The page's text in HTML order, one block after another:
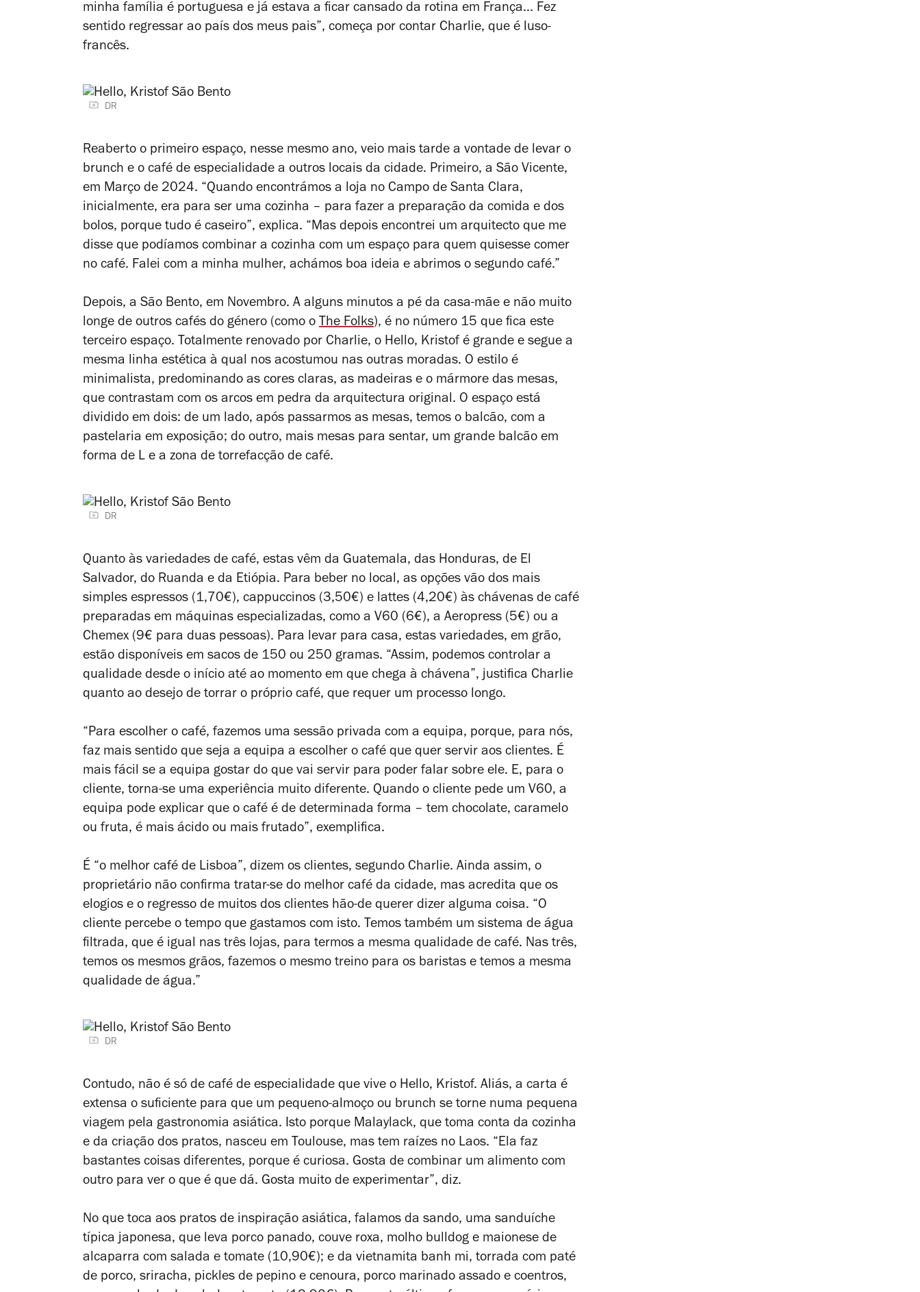
minha família é portuguesa e já estava a ficar cansado da rotina em França… Fez
sentido regressar ao país dos meus pais”, começa por contar Charlie, que é luso-
francês.
DR
Reaberto o primeiro espaço, nesse mesmo ano, veio mais tarde a vontade de levar o
brunch e o café de especialidade a outros locais da cidade. Primeiro, a São Vicente,
em Março de 2024. “Quando encontrámos a loja no Campo de Santa Clara,
inicialmente, era para ser uma cozinha – para fazer a preparação da comida e dos
bolos, porque tudo é caseiro”, explica. “Mas depois encontrei um arquitecto que me
disse que podíamos combinar a cozinha com um espaço para quem quisesse comer
no café. Falei com a minha mulher, achámos boa ideia e abrimos o segundo café.”
Depois, a São Bento, em Novembro. A alguns minutos a pé da casa-mãe e não muito
longe de outros cafés do género (como o The Folks), é no número 15 que fica este
terceiro espaço. Totalmente renovado por Charlie, o Hello, Kristof é grande e segue a
mesma linha estética à qual nos acostumou nas outras moradas. O estilo é
minimalista, predominando as cores claras, as madeiras e o mármore das mesas,
que contrastam com os arcos em pedra da arquitectura original. O espaço está
dividido em dois: de um lado, após passarmos as mesas, temos o balcão, com a
pastelaria em exposição; do outro, mais mesas para sentar, um grande balcão em
forma de L e a zona de torrefacção de café.
DR
Quanto às variedades de café, estas vêm da Guatemala, das Honduras, de El
Salvador, do Ruanda e da Etiópia. Para beber no local, as opções vão dos mais
simples espressos (1,70€), cappuccinos (3,50€) e lattes (4,20€) às chávenas de café
preparadas em máquinas especializadas, como a V60 (6€), a Aeropress (5€) ou a
Chemex (9€ para duas pessoas). Para levar para casa, estas variedades, em grão,
estão disponíveis em sacos de 150 ou 250 gramas. “Assim, podemos controlar a
qualidade desde o início até ao momento em que chega à chávena”, justifica Charlie
quanto ao desejo de torrar o próprio café, que requer um processo longo.
“Para escolher o café, fazemos uma sessão privada com a equipa, porque, para nós,
faz mais sentido que seja a equipa a escolher o café que quer servir aos clientes. É
mais fácil se a equipa gostar do que vai servir para poder falar sobre ele. E, para o
cliente, torna-se uma experiência muito diferente. Quando o cliente pede um V60, a
equipa pode explicar que o café é de determinada forma – tem chocolate, caramelo
ou fruta, é mais ácido ou mais frutado”, exemplifica.
É “o melhor café de Lisboa”, dizem os clientes, segundo Charlie. Ainda assim, o
proprietário não confirma tratar-se do melhor café da cidade, mas acredita que os
elogios e o regresso de muitos dos clientes hão-de querer dizer alguma coisa. “O
cliente percebe o tempo que gastamos com isto. Temos também um sistema de água
filtrada, que é igual nas três lojas, para termos a mesma qualidade de café. Nas três,
temos os mesmos grãos, fazemos o mesmo treino para os baristas e temos a mesma
qualidade de água.”
DR
Contudo, não é só de café de especialidade que vive o Hello, Kristof. Aliás, a carta é
extensa o suficiente para que um pequeno-almoço ou brunch se torne numa pequena
viagem pela gastronomia asiática. Isto porque Malaylack, que toma conta da cozinha
e da criação dos pratos, nasceu em Toulouse, mas tem raízes no Laos. “Ela faz
bastantes coisas diferentes, porque é curiosa. Gosta de combinar um alimento com
outro para ver o que é que dá. Gosta muito de experimentar”, diz.
No que toca aos pratos de inspiração asiática, falamos da sando, uma sanduíche
típica japonesa, que leva porco panado, couve roxa, molho bulldog e maionese de
alcaparra com salada e tomate (10,90€); e da vietnamita banh mi, torrada com paté
de porco, sriracha, pickles de pepino e cenoura, porco marinado assado e coentros,